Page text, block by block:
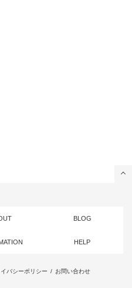
BLOG
HELP
バシーポリシー / お問い合わせ